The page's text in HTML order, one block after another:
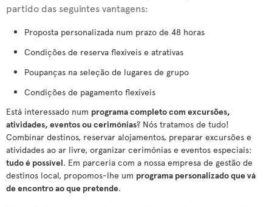
partido das seguintes vantagens:
Proposta personalizada num prazo de 48 horas
Condições de reserva flexíveis e atrativas
Poupanças na seleção de lugares de grupo
Condições de pagamento flexíveis
Está interessado num programa completo com excursões,
atividades, eventos ou cerimónias? Nós tratamos de tudo!
Combinar destinos, reservar alojamentos, preparar excursões e
atividades ao ar livre, organizar cerimónias e eventos especiais:
tudo é possível. Em parceria com a nossa empresa de gestão de
destinos local, propomos-lhe um programa personalizado que vá
de encontro ao que pretende.